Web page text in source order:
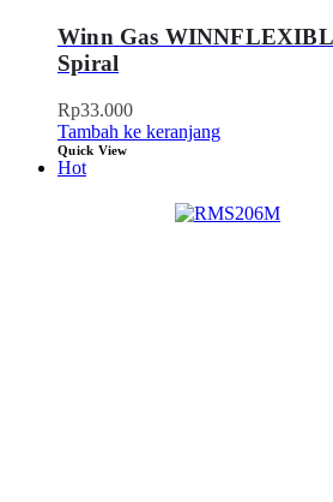
Winn Gas
Spiral
Rp33.000
Tambah ke keranjang
Quick View
Hot